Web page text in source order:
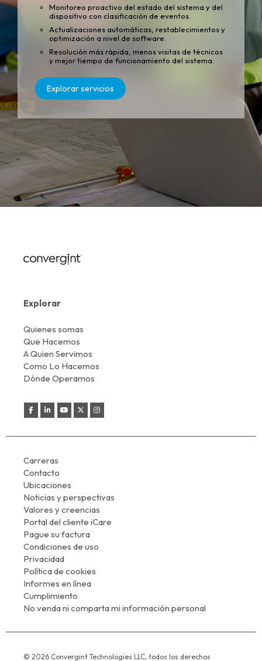
Monitoreo proactivo del estado del sistema y del
dispositivo con clasificación de eventos.
Actualizaciones automáticas, restablecimientos y
optimización a nivel de software.
Resolución más rápida, menos visitas de técnicos
y mejor tiempo de funcionamiento del sistema.
Explorar servicios
Explorar
Quienes somas
Que Hacemos
A Quien Servimos
Como Lo Hacemos
Dónde Operamos
Carreras
Contacto
Ubicaciones
Noticias y perspectivas
Valores y creencias
Portal del cliente iCare
Pague su factura
Condiciones de uso
Privacidad
Política de cookies
Informes en línea
Cumplimiento
No venda ni comparta mi información personal
© 2026 Convergint Technologies LLC, todos los derechos